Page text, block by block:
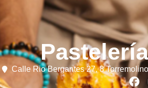
Calle Rio Bergantes 27, 8